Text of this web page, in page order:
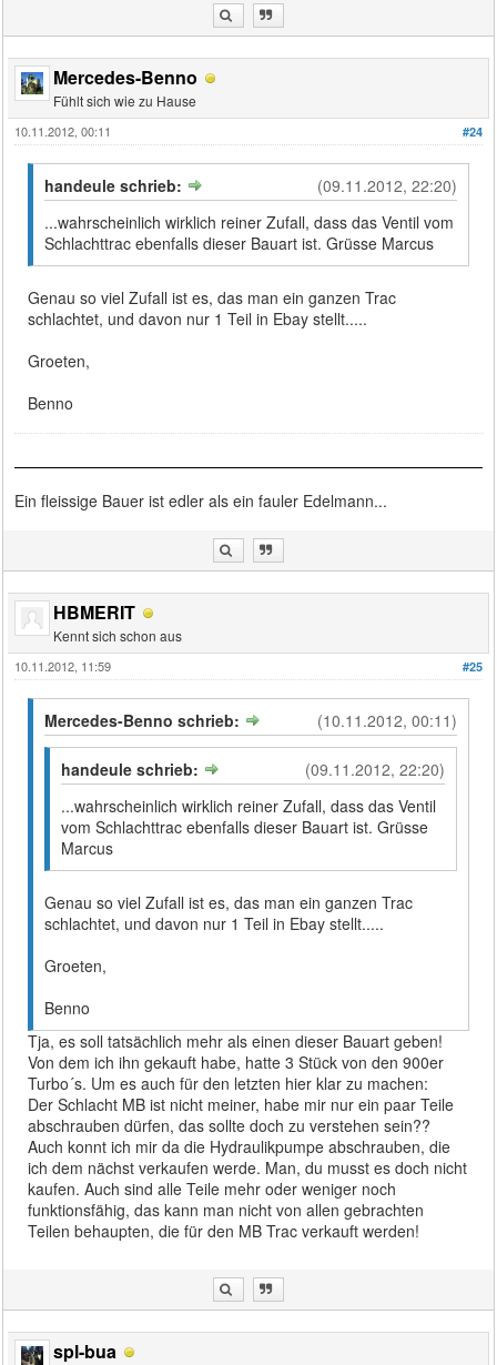
Mercedes-Benno
Fühlt sich wie zu Hause
#24
10.11.2012, 00:11
(09.11.2012, 22:20)
handeule schrieb:
...wahrscheinlich wirklich reiner Zufall, dass das Ventil vom
Schlachttrac ebenfalls dieser Bauart ist. Grüsse Marcus
Genau so viel Zufall ist es, das man ein ganzen Trac
schlachtet, und davon nur 1 Teil in Ebay stellt.....
Groeten,
Benno
Ein fleissige Bauer ist edler als ein fauler Edelmann...
HBMERIT
Kennt sich schon aus
#25
10.11.2012, 11:59
(10.11.2012, 00:11)
Mercedes-Benno schrieb:
(09.11.2012, 22:20)
handeule schrieb:
...wahrscheinlich wirklich reiner Zufall, dass das Ventil
vom Schlachttrac ebenfalls dieser Bauart ist. Grüsse
Marcus
Genau so viel Zufall ist es, das man ein ganzen Trac
schlachtet, und davon nur 1 Teil in Ebay stellt.....
Groeten,
Benno
Tja, es soll tatsächlich mehr als einen dieser Bauart geben!
Von dem ich ihn gekauft habe, hatte 3 Stück von den 900er
Turbo´s. Um es auch für den letzten hier klar zu machen:
Der Schlacht MB ist nicht meiner, habe mir nur ein paar Teile
abschrauben dürfen, das sollte doch zu verstehen sein??
Auch konnt ich mir da die Hydraulikpumpe abschrauben, die
ich dem nächst verkaufen werde. Man, du musst es doch nicht
kaufen. Auch sind alle Teile mehr oder weniger noch
funktionsfähig, das kann man nicht von allen gebrachten
Teilen behaupten, die für den MB Trac verkauft werden!
spl-bua